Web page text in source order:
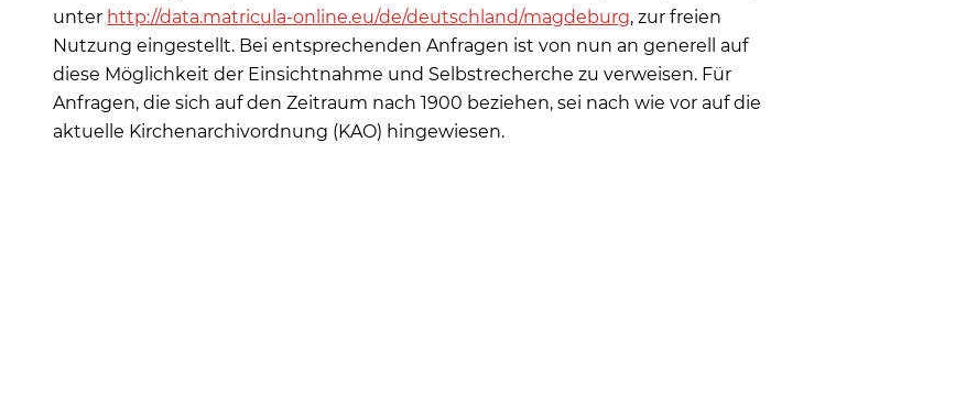
unter http://data.matricula-online.eu/de/deutschland/magdeburg, zur freien
Nutzung eingestellt. Bei entsprechenden Anfragen ist von nun an generell auf
diese Möglichkeit der Einsichtnahme und Selbstrecherche zu verweisen. Für
Anfragen, die sich auf den Zeitraum nach 1900 beziehen, sei nach wie vor auf die
aktuelle Kirchenarchivordnung (KAO) hingewiesen.